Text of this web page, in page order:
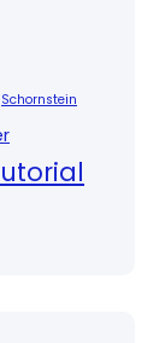
Schornstein